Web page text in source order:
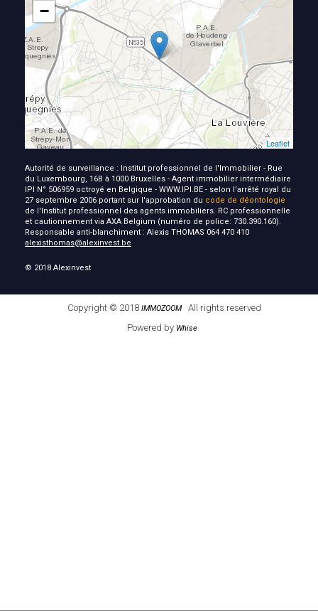
−
Leaflet
Autorité de surveillance : Institut professionnel de l'Immobilier - Rue
du Luxembourg, 16B à 1000 Bruxelles - Agent immobilier intermédiaire
IPI N° 506959 octroyé en Belgique - WWW.IPI.BE - selon l'arrêté royal du
27 septembre 2006 portant sur l'approbation du code de déontologie
de l'Institut professionnel des agents immobiliers. RC professionnelle
et cautionnement via AXA Belgium (numéro de police: 730.390.160).
Responsable anti-blanchiment : Alexis THOMAS 064 470 410
alexisthomas@alexinvest.be
© 2018 Alexinvest
Copyright © 2018 IMMOZOOMAll rights reserved
Powered by Whise